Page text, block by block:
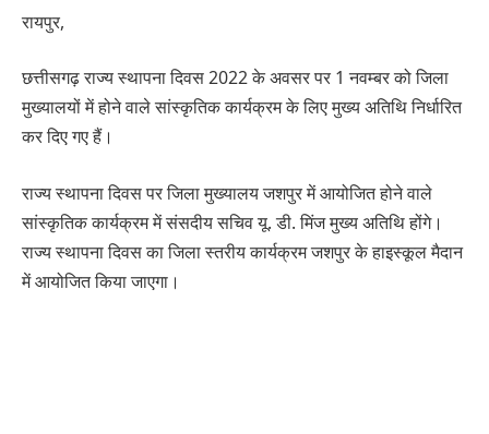
रायपुर,
छत्तीसगढ़ राज्य स्थापना दिवस 2022 के अवसर पर 1 नवम्बर को जिला
मुख्यालयों में होने वाले सांस्कृतिक कार्यक्रम के लिए मुख्य अतिथि निर्धारित
कर दिए गए हैं।
राज्य स्थापना दिवस पर जिला मुख्यालय जशपुर में आयोजित होने वाले
सांस्कृतिक कार्यक्रम में संसदीय सचिव यू. डी. मिंज मुख्य अतिथि होंगे।
राज्य स्थापना दिवस का जिला स्तरीय कार्यक्रम जशपुर के हाइस्कूल मैदान
में आयोजित किया जाएगा।